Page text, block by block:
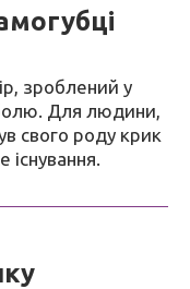
зроблений у
Для людини,
свого роду крик
існування.